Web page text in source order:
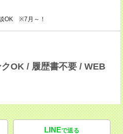
OK ※7月～！
OK / 履歴書不要 / WEB
LINEで送る